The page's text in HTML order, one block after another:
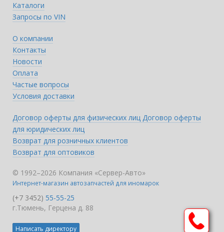
Каталоги
Запросы по VIN
О компании
Контакты
Новости
Оплата
Частые вопросы
Условия доставки
Договор оферты для физических лиц Договор оферты
для юридических лиц
Возврат для розничных клиентов
Возврат для оптовиков
© 1992–2026 Компания «Сервер-Авто»
Интернет-магазин автозапчастей для иномарок
(+7 3452) 55-55-25
г.Тюмень, Герцена д. 88
Написать директору